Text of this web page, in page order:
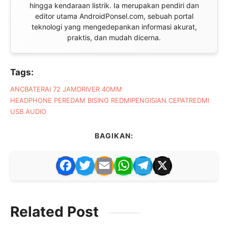
hingga kendaraan listrik. Ia merupakan pendiri dan
editor utama AndroidPonsel.com, sebuah portal
teknologi yang mengedepankan informasi akurat,
praktis, dan mudah dicerna.
Tags:
ANCBATERAI 72 JAMDRIVER 40MM
HEADPHONE PEREDAM BISING REDMIPENGISIAN CEPATREDMI
USB AUDIO
BAGIKAN:
F
a
e
T
w
er
E
m
l
W
h
T
el
X
Related Post